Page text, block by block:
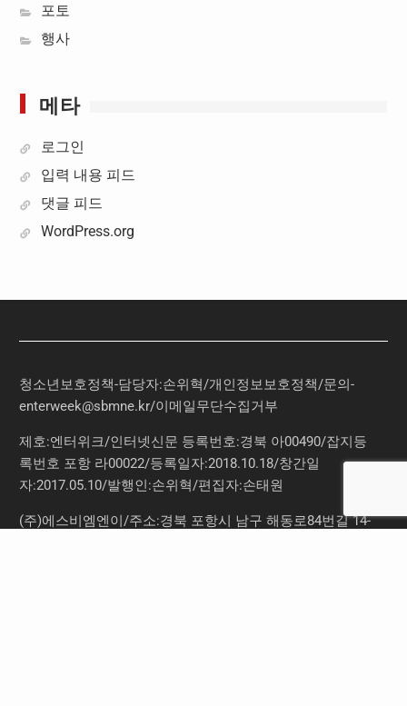
포토
행사
메타
로그인
입력 내용 피드
댓글 피드
WordPress.org
청소년보호정책-담당자:손위혁/개인정보보호정책/문의-
enterweek@sbmne.kr/이메일무단수집거부
제호:엔터위크/인터넷신문 등록번호:경북 아00490/잡지등
록번호 포항 라00022/등록일자:2018.10.18/창간일
자:2017.05.10/발행인:손위혁/편집자:손태원
(주)에스비엠엔이/주소:경북 포항시 남구 해동로84번길 14-